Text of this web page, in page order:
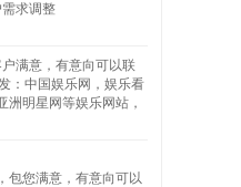
求调整
满意，有意向可以联
：中国娱乐网，娱乐看
洲明星网等娱乐网站，
包您满意，有意向可以